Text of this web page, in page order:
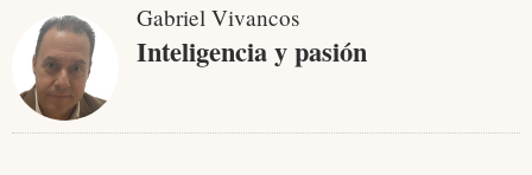
Gabriel Vivancos
Inteligencia y pasión